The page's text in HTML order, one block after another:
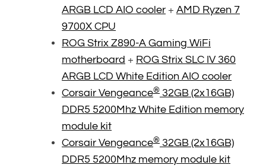
ARGB LCD AIO cooler + AMD Ryzen 7
9700X CPU
ROG Strix Z890-A Gaming WiFi
motherboard + ROG Strix SLC IV 360
ARGB LCD White Edition AIO cooler
Corsair Vengeance® 32GB (2x16GB)
DDR5 5200Mhz White Edition memory
module kit
Corsair Vengeance® 32GB (2x16GB)
DDR5 5200Mhz memory module kit